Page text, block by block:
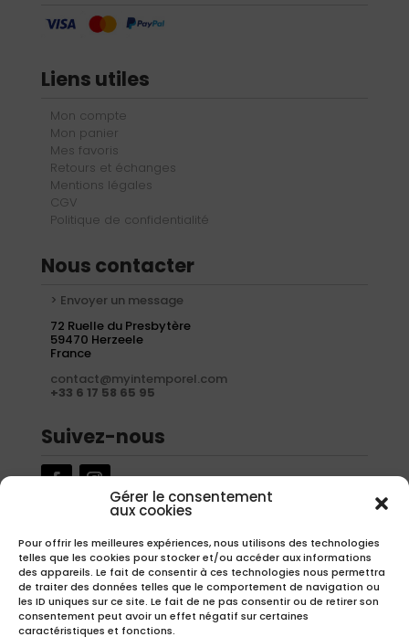
Gérer le consentement
aux cookies
Pour offrir les meilleures expériences, nous utilisons des technologies
telles que les cookies pour stocker et/ou accéder aux informations
des appareils. Le fait de consentir à ces technologies nous permettra
de traiter des données telles que le comportement de navigation ou
les ID uniques sur ce site. Le fait de ne pas consentir ou de retirer son
consentement peut avoir un effet négatif sur certaines
caractéristiques et fonctions.
Liens utiles
Mon compte
Mon panier
Mes favoris
Retours et échanges
Mentions légales
CGV
Politique de confidentialité
Nous contacter
> Envoyer un message
72 Ruelle du Presbytère
59470 Herzeele
France
contact@myintemporel.com
+33 6 17 58 65 95
Suivez-nous
Inscrivez-vous à notre newsletter pour recevoir nos offres
exclusives.